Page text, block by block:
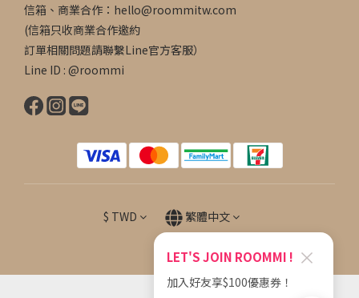
信箱、商業合作：hello@roommitw.com
(信箱只收商業合作邀約
訂單相關問題請聯繫Line官方客服）
Line ID : @roommi
$ TWD 繁體中文
LET'S JOIN ROOMMI ! ×
加入好友享$100優惠券！